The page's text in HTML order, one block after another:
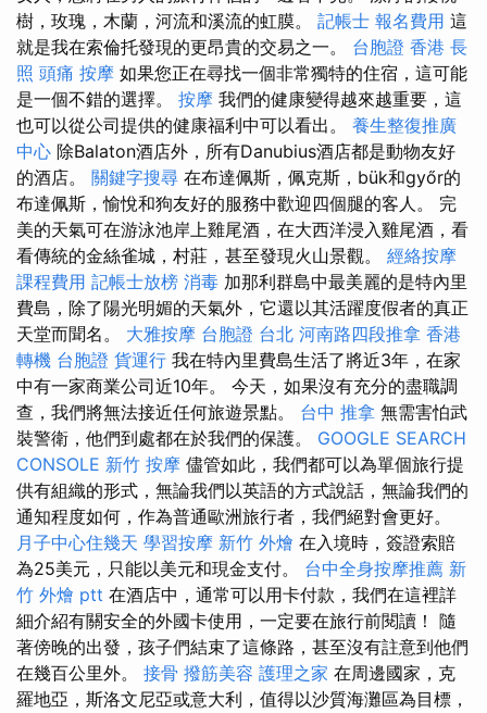
樹，玫瑰，木蘭，河流和溪流的虹膜。 記帳士 報名費用 這
就是我在索倫托發現的更昂貴的交易之一。 台胞證 香港 長
照 頭痛 按摩 如果您正在尋找一個非常獨特的住宿，這可能
是一個不錯的選擇。 按摩 我們的健康變得越來越重要，這
也可以從公司提供的健康福利中可以看出。 養生整復推廣
中心 除Balaton酒店外，所有Danubius酒店都是動物友好
的酒店。 關鍵字搜尋 在布達佩斯，佩克斯，bük和győr的
布達佩斯，愉悅和狗友好的服務中歡迎四個腿的客人。 完
美的天氣可在游泳池岸上雞尾酒，在大西洋浸入雞尾酒，看
看傳統的金絲雀城，村莊，甚至發現火山景觀。 經絡按摩
課程費用 記帳士放榜 消毒 加那利群島中最美麗的是特內里
費島，除了陽光明媚的天氣外，它還以其活躍度假者的真正
天堂而聞名。 大雅按摩 台胞證 台北 河南路四段推拿 香港
轉機 台胞證 貨運行 我在特內里費島生活了將近3年，在家
中有一家商業公司近10年。 今天，如果沒有充分的盡職調
查，我們將無法接近任何旅遊景點。 台中 推拿 無需害怕武
裝警衛，他們到處都在於我們的保護。 GOOGLE SEARCH
CONSOLE 新竹 按摩 儘管如此，我們都可以為單個旅行提
供有組織的形式，無論我們以英語的方式說話，無論我們的
通知程度如何，作為普通歐洲旅行者，我們絕對會更好。
月子中心住幾天 學習按摩 新竹 外燴 在入境時，簽證索賠
為25美元，只能以美元和現金支付。 台中全身按摩推薦 新
竹 外燴 ptt 在酒店中，通常可以用卡付款，我們在這裡詳
細介紹有關安全的外國卡使用，一定要在旅行前閱讀！ 隨
著傍晚的出發，孩子們結束了這條路，甚至沒有註意到他們
在幾百公里外。 接骨 撥筋美容 護理之家 在周邊國家，克
羅地亞，斯洛文尼亞或意大利，值得以沙質海灘區為目標，